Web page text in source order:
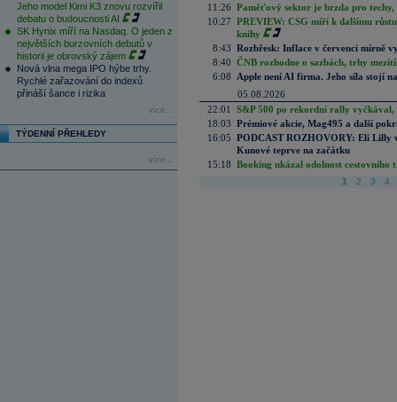
Jeho model Kimi K3 znovu rozvířil
debatu o budoucnosti AI
SK Hynix míří na Nasdaq. O jeden z
největších burzovních debutů v
historii je obrovský zájem
Nová vlna mega IPO hýbe trhy.
Rychlé zařazování do indexů
přináší šance i rizika
více...
TÝDENNÍ PŘEHLEDY
více...
11:26 Paměťový sektor je brzda pro techy,
10:27 PREVIEW: CSG míří k dalšímu
knihy
8:43 Rozbřesk: Inflace v červenci mírně
8:40 ČNB rozhodne o sazbách, trhy
6:08
Apple není AI firma. Jeho síla stojí
05.08.2026
22:01
S&P 500 po rekordní rally vyčkával,
18:03 Prémiové akcie, Mag495 a další
16:05 PODCAST ROZHOVORY: Eli Lilly
Kunové teprve na začátku
15:18 Booking ukázal odolnost cestovního
1 2 3 4